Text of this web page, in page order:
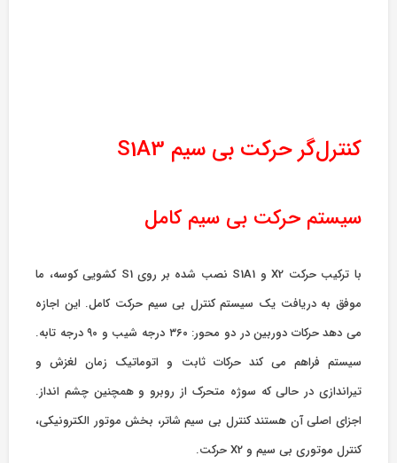
کنترل‌گر حرکت بی سیم S1A3
سیستم حرکت بی سیم کامل
با ترکیب حرکت X2 و S1A1 نصب شده بر روی S1 کشویی کوسه، ما
موفق به دریافت یک سیستم کنترل بی سیم حرکت کامل. این اجازه
می دهد حرکات دوربین در دو محور: ۳۶۰ درجه شیب و ۹۰ درجه تابه.
سیستم فراهم می کند حرکات ثابت و اتوماتیک زمان لغزش و
تیراندازی در حالی که سوژه متحرک از روبرو و همچنین چشم انداز.
اجزای اصلی آن هستند کنترل بی سیم شاتر، بخش موتور الکترونیکی،
کنترل موتوری بی سیم و X2 حرکت.